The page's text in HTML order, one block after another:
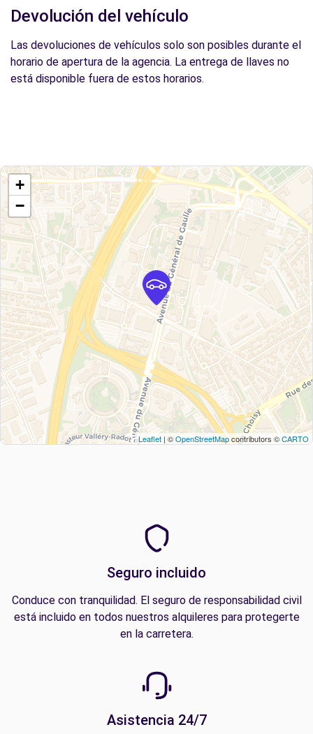
Devolución del vehículo
Las devoluciones de vehículos solo son posibles durante el
horario de apertura de la agencia. La entrega de llaves no
está disponible fuera de estos horarios.
+
−
Leaflet | ©OpenStreetMapcontributors ©CARTO
Seguro incluido
Conduce con tranquilidad. El seguro de responsabilidad civil
está incluido en todos nuestros alquileres para protegerte
en la carretera.
Asistencia 24/7